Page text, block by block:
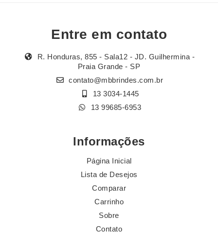
Entre em contato
R. Honduras, 855 - Sala12 - JD. Guilhermina -
Praia Grande - SP
contato@mbbrindes.com.br
13 3034-1445
13 99685-6953
Informações
Página Inicial
Lista de Desejos
Comparar
Carrinho
Sobre
Contato